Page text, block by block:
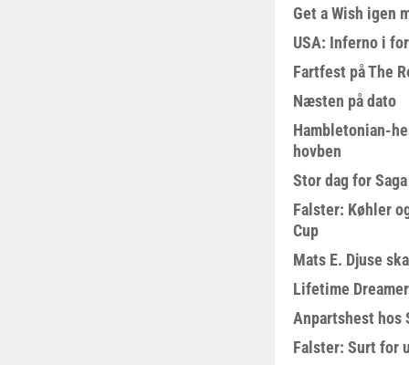
Get a Wish igen
USA: Inferno i
Fartfest på The
Næsten på dato
Hambletonian-
hovben
Stor dag for
Falster: Køhler
Cup
Mats E. Djuse
Lifetime
Anpartshest hos
Falster: Surt for